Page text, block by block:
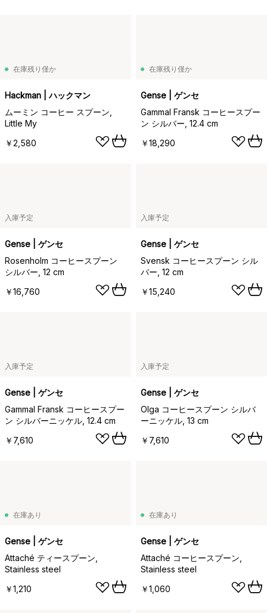
在庫残り僅か
Hackman | ハックマン
ムーミン コーヒー スプーン,
Little My
￥2,580
在庫残り僅か
Gense | ゲンセ
Gammal Fransk コーヒースプー
ン シルバー, 12.4 cm
￥18,290
入庫予定
Gense | ゲンセ
Rosenholm コーヒースプーン
シルバー, 12 cm
￥16,760
入庫予定
Gense | ゲンセ
Svensk コーヒースプーン シル
バー, 12 cm
￥15,240
入庫予定
Gense | ゲンセ
Gammal Fransk コーヒースプー
ン シルバーニッケル, 12.4 cm
￥7,610
入庫予定
Gense | ゲンセ
Olga コーヒースプーン シルバ
ーニッケル, 13 cm
￥7,610
在庫あり
Gense | ゲンセ
Attaché ティースプーン,
Stainless steel
￥1,210
在庫あり
Gense | ゲンセ
Attaché コーヒースプーン,
Stainless steel
￥1,060